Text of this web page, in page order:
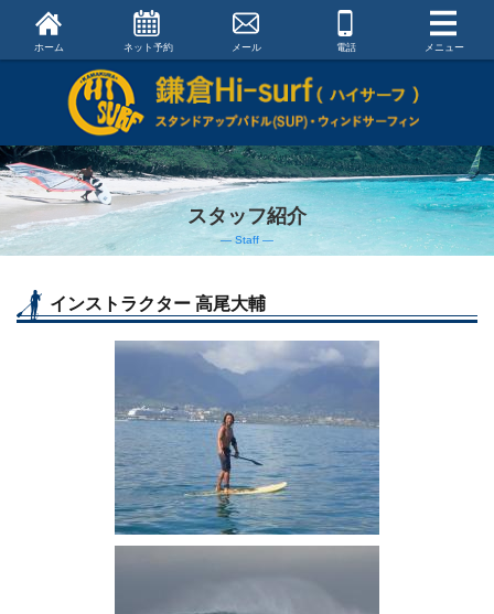
ホーム ネット予約 メール 電話 メニュー
スタッフ紹介
― Staff ―
インストラクター 高尾大輔